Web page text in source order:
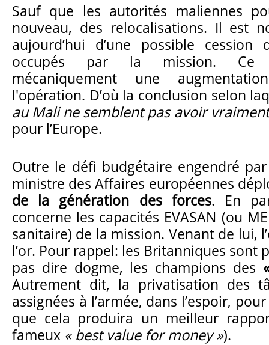
Sauf que les autorités maliennes
nouveau, des relocalisations. Il est
aujourd’hui d’une possible
occupés par la mission. Ce
mécaniquement une
l'opération. D’où la conclusion selon
au Mali ne semblent pas avoir
pour l’Europe.
Outre le défi budgétaire engendré
ministre des Affaires européennes
de la génération des forces. En
concerne les capacités EVASAN (ou
sanitaire) de la mission. Venant de lui,
l’or. Pour rappel: les Britanniques sont
pas dire dogme, les champions des
Autrement dit, la privatisation des
assignées à l’armée, dans l’espoir,
que cela produira un meilleur
fameux « best value for money »).